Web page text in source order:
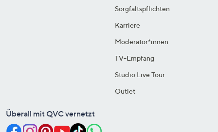
Sorgfaltspflichten
Karriere
Moderator*innen
TV-Empfang
Studio Live Tour
Outlet
Überall mit QVC vernetzt